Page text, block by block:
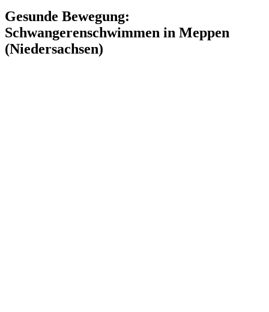
Gesunde Bewegung:
Schwangerenschwimmen in Meppen
(Niedersachsen)